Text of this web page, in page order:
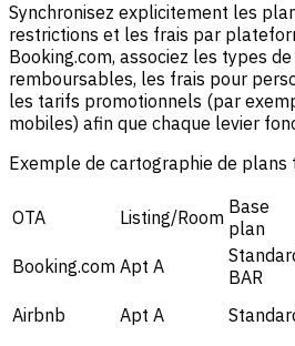
Synchronisez explicitement les
restrictions et les frais par
Booking.com, associez les types
remboursables, les frais pour
les tarifs promotionnels (par
mobiles) afin que chaque levier
Exemple de cartographie de plans
OTA Listing/Room Base
plan
Booking.com Apt A
BAR
Airbnb Apt A